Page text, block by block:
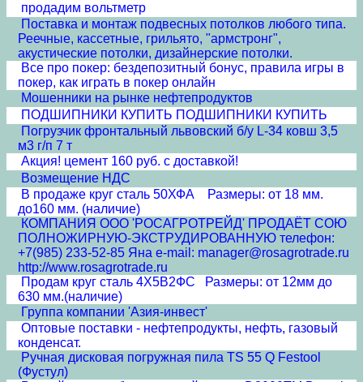
продадим вольтметр
Поставка и монтаж подвесных потолков любого типа.
Реечные, кассетные, грильято, "армстронг",
акустические потолки, дизайнерские потолки.
Все про покер: бездепозитный бонус, правила игры в
покер, как играть в покер онлайн
Мошенники на рынке нефтепродуктов
ПОДШИПНИКИ КУПИТЬ ПОДШИПНИКИ КУПИТЬ
Погрузчик фронтальный львовский б/у L-34 ковш 3,5
м3 г/п 7 т
Акция! цемент 160 руб. с доставкой!
Возмещение НДС
В продаже круг сталь 50ХФА Размеры: от 18 мм.
до160 мм. (наличие)
КОМПАНИЯ ООО 'РОСАГРОТРЕЙД' ПРОДАЁТ СОЮ
ПОЛНОЖИРНУЮ-ЭКСТРУДИРОВАННУЮ телефон:
+7(985) 233-52-85 Яна e-mail: manager@rosagrotrade.ru
http://www.rosagrotrade.ru
Продам круг сталь 4Х5В2ФС Размеры: от 12мм до
630 мм.(наличие)
Группа компании 'Азия-инвест'
Оптовые поставки - нефтепродукты, нефть, газовый
конденсат.
Ручная дисковая погружная пила TS 55 Q Festool
(Фустул)